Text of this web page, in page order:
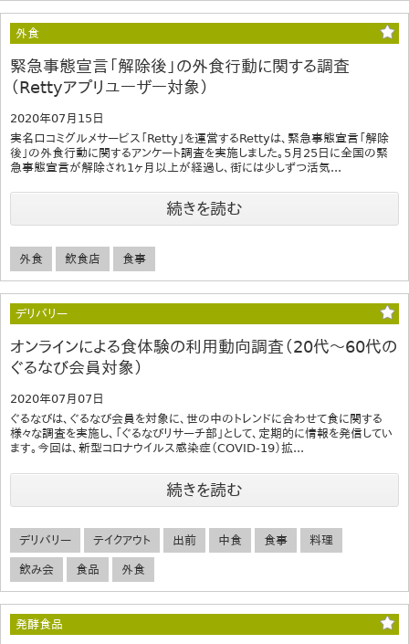
外食
緊急事態宣言「解除後」の外食行動に関する調査
（Rettyアプリユーザー対象）
2020年07月15日
実名口コミグルメサービス「Retty」を運営するRettyは、緊急事態宣言「解除
後」の外食行動に関するアンケート調査を実施しました。5月25日に全国の緊
急事態宣言が解除され1ヶ月以上が経過し、街には少しずつ活気...
続きを読む
外食 飲食店 食事
デリバリー
オンラインによる食体験の利用動向調査（20代～60代の
ぐるなび会員対象）
2020年07月07日
ぐるなびは、ぐるなび会員を対象に、世の中のトレンドに合わせて食に関する
様々な調査を実施し、「ぐるなびリサーチ部」として、定期的に情報を発信してい
ます。今回は、新型コロナウイルス感染症（COVID-19）拡...
続きを読む
デリバリー テイクアウト 出前 中食 食事 料理
飲み会 食品 外食
発酵食品